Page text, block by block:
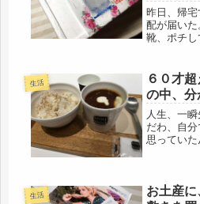
買って
昨日、帰
配が届い
靴、ポチ
てみると
だ・・・
だけ...
生活
６０才
の中、
人生、一
だわ、自
思ってい
かけ、待ち
生活
お土産